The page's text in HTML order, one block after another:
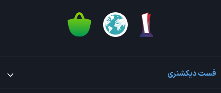
فست دیکشنری